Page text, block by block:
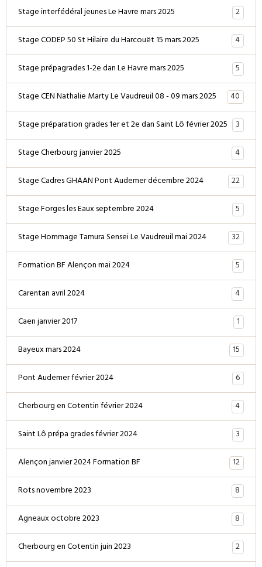
Stage interfédéral jeunes Le Havre mars 2025
2
Stage CODEP 50 St Hilaire du Harcouët 15 mars 2025
4
Stage prépagrades 1-2e dan Le Havre mars 2025
5
Stage CEN Nathalie Marty Le Vaudreuil 08 - 09 mars 2025
40
Stage préparation grades 1er et 2e dan Saint Lô février 2025 3
Stage Cherbourg janvier 2025
4
Stage Cadres GHAAN Pont Audemer décembre 2024
22
Stage Forges les Eaux septembre 2024
5
Stage Hommage Tamura Sensei Le Vaudreuil mai 2024
32
Formation BF Alençon mai 2024
5
Carentan avril 2024
4
Caen janvier 2017
1
Bayeux mars 2024
15
Pont Audemer février 2024
6
Cherbourg en Cotentin février 2024
4
Saint Lô prépa grades février 2024
3
Alençon janvier 2024 Formation BF
12
Rots novembre 2023
8
Agneaux octobre 2023
8
Cherbourg en Cotentin juin 2023
2